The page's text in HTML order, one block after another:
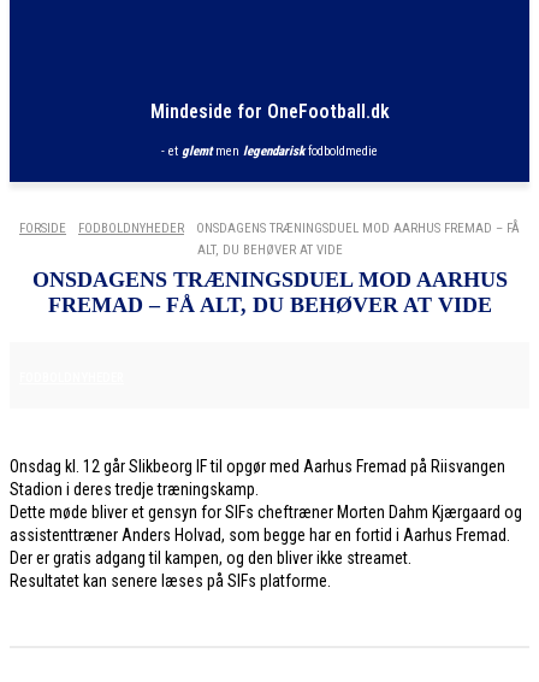
Mindeside for OneFootball.dk
- et glemtmen legendariskfodboldmedie
FORSIDE FODBOLDNYHEDER
ONSDAGENS TRÆNINGSDUEL MOD AARHUS FREMAD – FÅ
ALT, DU BEHØVER AT VIDE
ONSDAGENS TRÆNINGSDUEL MOD AARHUS
FREMAD – FÅ ALT, DU BEHØVER AT VIDE
Onsdag kl. 12 går Slikbeorg IF til opgør med Aarhus Fremad på Riisvangen
Stadion i deres tredje træningskamp.
Dette møde bliver et gensyn for SIFs cheftræner Morten Dahm Kjærgaard og
assistenttræner Anders Holvad, som begge har en fortid i Aarhus Fremad.
Der er gratis adgang til kampen, og den bliver ikke streamet.
Resultatet kan senere læses på SIFs platforme.